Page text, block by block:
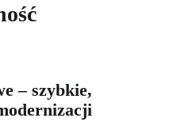
– szybkie,